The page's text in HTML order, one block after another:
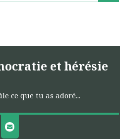
et hérésie
ce que tu as adoré...